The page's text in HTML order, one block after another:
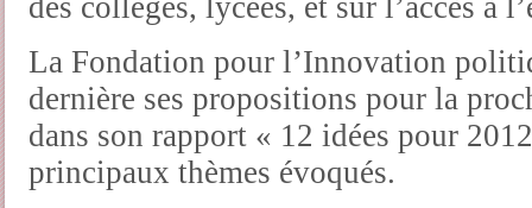
des collèges, lycées, et sur l’accès à
La Fondation pour l’Innovation
dernière ses propositions pour la
dans son rapport « 12 idées pour
principaux thèmes évoqués.